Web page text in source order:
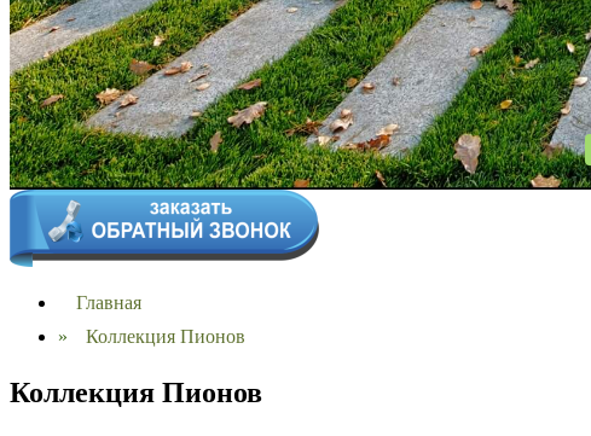
Главная
»
Коллекция Пионов
Коллекция Пионов